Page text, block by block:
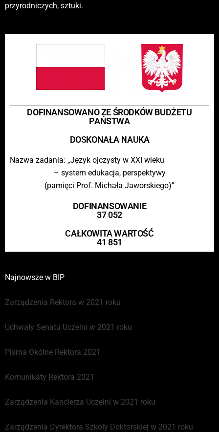
przyrodniczych, sztuki.
DOFINANSOWANO ZE ŚRODKÓW BUDŻETU
PAŃSTWA
DOSKONAŁA NAUKA
Nazwa zadania: „Język ojczysty w XXI wieku
– system edukacja, perspektywy
(pamięci Prof. Michała Jaworskiego)”
DOFINANSOWANIE
37 052
CAŁKOWITA WARTOŚĆ
41 851
Najnowsze w BIP
Zarządzenia Rektora w 2021 roku
Uchwały Senatu Uczelni w 2021 roku
Pisma Okólne Rektora 2021
Komunikaty Rektora 2021
Zarządzenia Kanclerza Uczelni w 2021 roku
Zarządzenia Dyrektora Szkoły Doktorskiej w 2021 roku